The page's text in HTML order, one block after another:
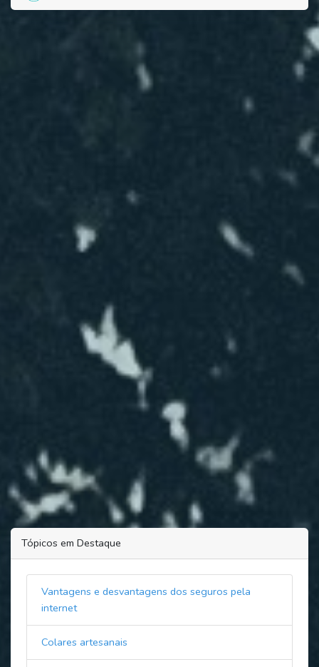
Tópicos em Destaque
Vantagens e desvantagens dos seguros pela
internet
Colares artesanais